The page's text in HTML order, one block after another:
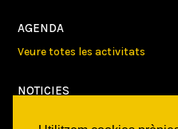
AGENDA
Veure totes les activitats
NOTICIES